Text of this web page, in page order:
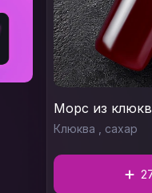
Морс из
Клюква , сахар